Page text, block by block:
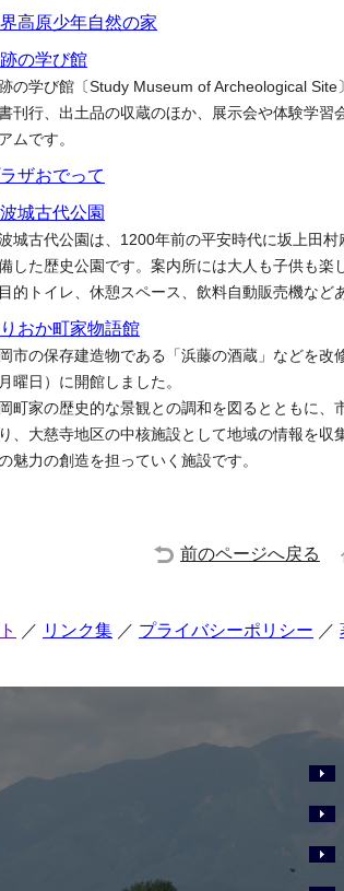
高原少年自然の家
の学び館
の学び館〔Study Museum of Archeological
刊行、出土品の収蔵のほか、展示会や体験学
ムです。
ザおでって
城古代公園
城古代公園は、1200年前の平安時代に坂上田
した歴史公園です。案内所には大人も子供も楽
的トイレ、休憩スペース、飲料自動販売機など
おか町家物語館
市の保存建造物である「浜藤の酒蔵」などを
月曜日）に開館しました。
町家の歴史的な景観との調和を図るとともに
、大慈寺地区の中核施設として地域の情報を
魅力の創造を担っていく施設です。
前のページへ戻る
リンク集 プライバシーポリシー